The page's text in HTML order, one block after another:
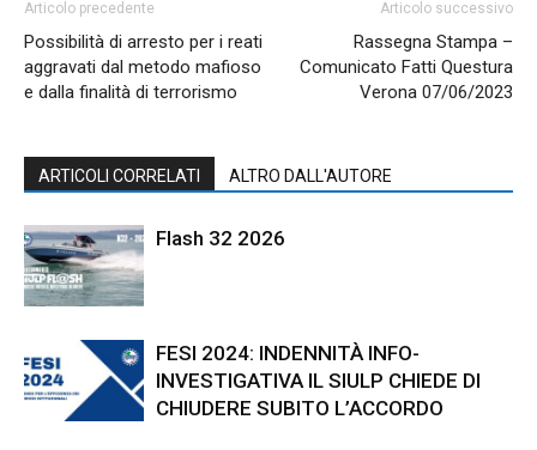
Articolo precedente
Possibilità di arresto per i reati
aggravati dal metodo mafioso
e dalla finalità di terrorismo
Articolo successivo
Rassegna Stampa –
Comunicato Fatti Questura
Verona 07/06/2023
ARTICOLI CORRELATI ALTRO DALL'AUTORE
Flash 32 2026
FESI 2024: INDENNITÀ INFO-
INVESTIGATIVA IL SIULP CHIEDE DI
CHIUDERE SUBITO L’ACCORDO